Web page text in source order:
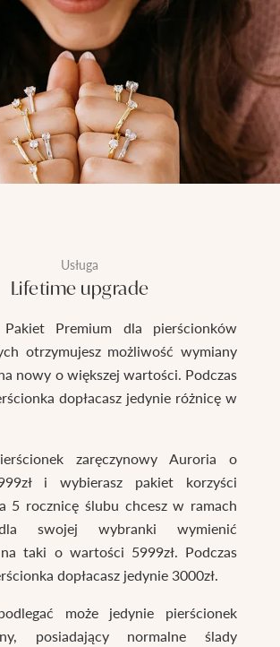
Usługa
Lifetime upgrade
Premium dla pierścionków
otrzymujesz możliwość wymiany
nowy o większej wartości. Podczas
dopłacasz jedynie różnicę w
zaręczynowy Auroria o
i wybierasz pakiet korzyści
5 rocznicę ślubu chcesz w ramach
swojej wybranki wymienić
taki o wartości 5999zł. Podczas
dopłacasz jedynie 3000zł.
może jedynie pierścionek
posiadający normalne ślady